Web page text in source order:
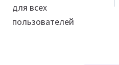
для всех
пользователей